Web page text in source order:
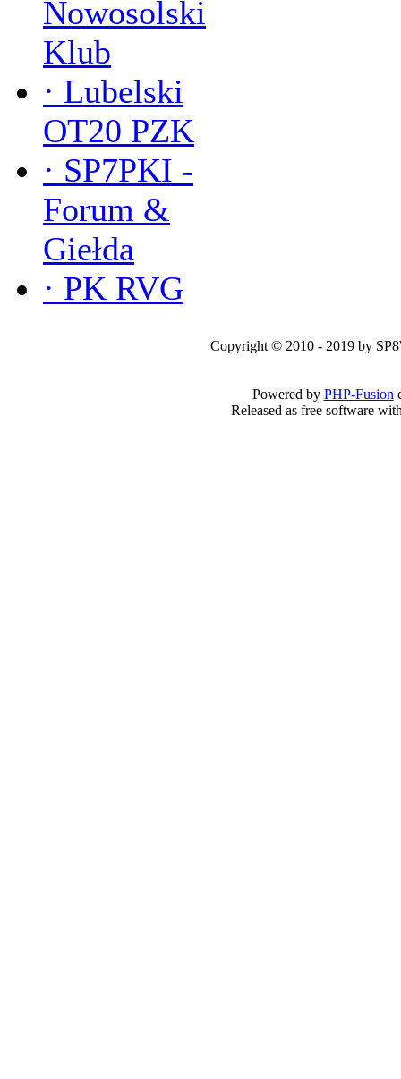
Nowosolski
Klub
· Lubelski
OT20 PZK
· SP7PKI -
Forum &
Giełda
· PK RVG
Copyright © 2010 - 2019 by
Powered by PHP-Fusion
Released as free software